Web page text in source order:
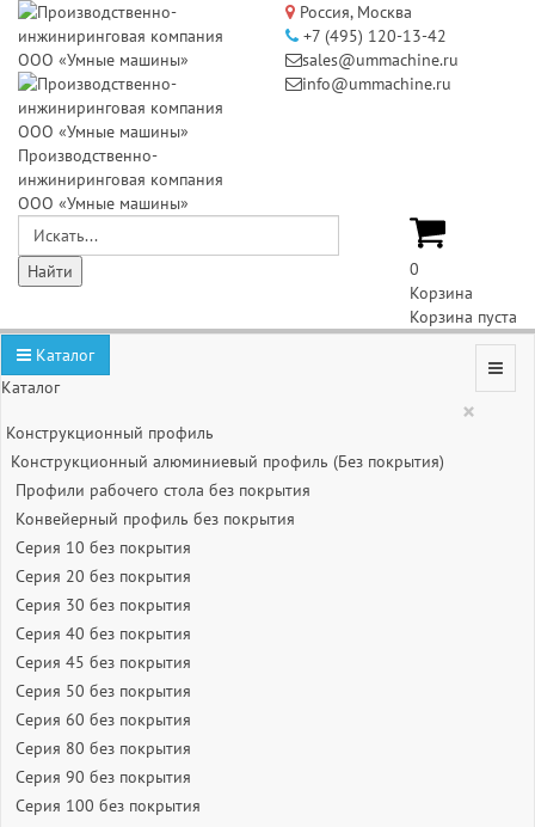
Производственно-
инжиниринговая компания
ООО «Умные машины»
Россия, Москва
+7 (495) 120-13-42
sales@ummachine.ru
info@ummachine.ru
0
Корзина
Корзина пуста
Каталог
Каталог
×
Конструкционный профиль
Конструкционный алюминиевый профиль (Без покрытия)
Профили рабочего стола без покрытия
Конвейерный профиль без покрытия
Серия 10 без покрытия
Серия 20 без покрытия
Серия 30 без покрытия
Серия 40 без покрытия
Серия 45 без покрытия
Серия 50 без покрытия
Серия 60 без покрытия
Серия 80 без покрытия
Серия 90 без покрытия
Серия 100 без покрытия